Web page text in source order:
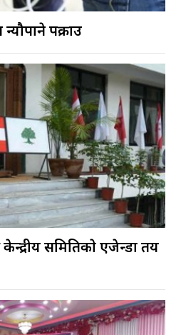
पक्राउ
समितिकाे एजेन्डा तय